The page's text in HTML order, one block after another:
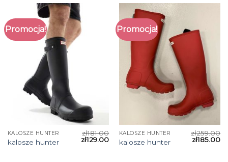
Promocja!
KALOSZE HUNTER
kalosze hunter
zł181.00
zł129.00
Promocja!
KALOSZE HUNTER
kalosze hunter
zł259.00
zł185.00